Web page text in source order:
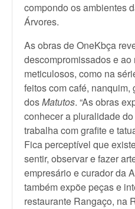
compondo os ambientes
Árvores.
As obras de OneKbça
descompromissados e ao
meticulosos, como na
feitos com café, nanquim,
dosMatutos. “As obras
conhecer a pluralidade
trabalha com grafite e
Fica perceptível que
sentir, observar e fazer
empresário e curador da
também expõe peças e
restaurante Rangaço, na